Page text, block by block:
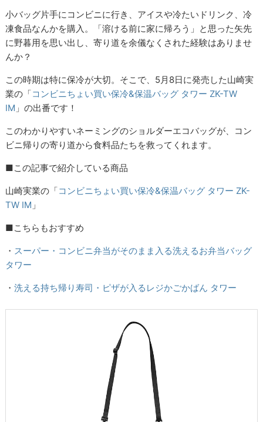
小バッグ片手にコンビニに行き、アイスや冷たいドリンク、冷
凍食品なんかを購入。「溶ける前に家に帰ろう」と思った矢先
に野暮用を思い出し、寄り道を余儀なくされた経験はありませ
んか？
この時期は特に保冷が大切。そこで、5月8日に発売した山崎実
業の「コンビニちょい買い保冷&保温バッグ タワー ZK-TW
IM 」の出番です！
このわかりやすいネーミングのショルダーエコバッグが、コン
ビニ帰りの寄り道から食料品たちを救ってくれます。
■この記事で紹介している商品
山崎実業の「コンビニちょい買い保冷&保温バッグ タワー ZK-
TW IM 」
■こちらもおすすめ
・ スーパー・コンビニ弁当がそのまま入る洗えるお弁当バッグ
タワー
・洗える持ち帰り寿司・ピザが入るレジかごかばん タワー